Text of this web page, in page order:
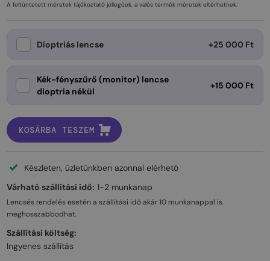
A feltüntetett méretek tájékoztató jellegűek, a valós termék méretek eltérhetnek.
Dioptriás lencse +25 000 Ft
Kék-fényszűrő (monitor) lencse
dioptria nékül
+15 000 Ft
KOSÁRBA TESZEM
Készleten, üzletünkben azonnal elérhető
Várható szállítási idő: 1-2 munkanap
Lencsés rendelés esetén a szállítási idő akár10 munkanappal is
meghosszabbodhat.
Szállítási költség:
Ingyenes szállítás